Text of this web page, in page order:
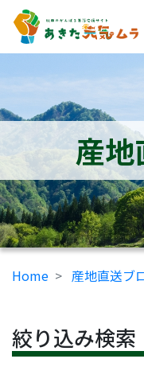
産地
Home 産地直送ブ
絞り込み検索